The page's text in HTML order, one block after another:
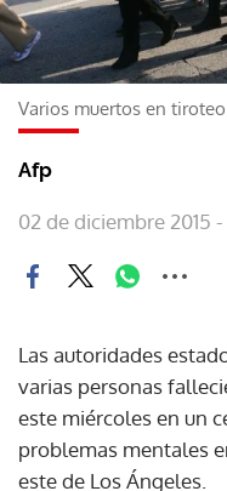
Varios muertos en
Afp
02 de diciembre 2015 -
Las autoridades
varias personas
este miércoles en un
problemas mentales
este de Los Ángeles.